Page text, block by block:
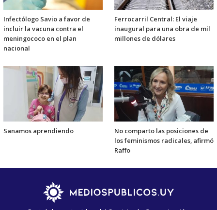
Infectólogo Savio a favor de
incluir la vacuna contra el
meningococo en el plan
nacional
Ferrocarril Central: El viaje
inaugural para una obra de mil
millones de dólares
Sanamos aprendiendo
No comparto las posiciones de
los feminismos radicales, afirmó
Raffo